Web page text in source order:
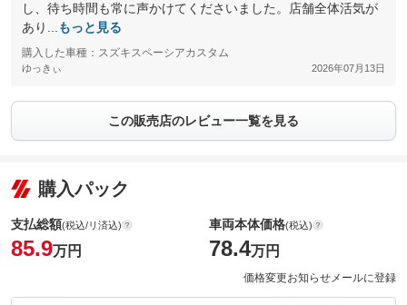
し、待ち時間も常に声かけてくださいました。店舗全体活気が
あり...
もっと見る
購入した車種：スズキスペーシアカスタム
ゆっきぃ 2026年07月13日
この販売店のレビュー一覧を見る
購入パック
支払総額(税込/リ済込)
85.9万円
車両本体価格(税込)
78.4万円
価格変更お知らせメールに登録